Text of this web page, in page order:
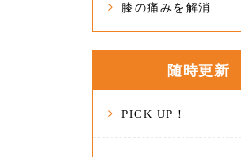
膝の痛みを解消
随時更新
PICK UP！